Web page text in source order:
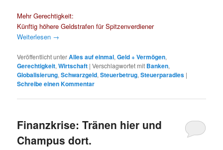
Mehr Gerechtigkeit:
Künftig höhere Geldstrafen für Spitzenverdiener
Weiterlesen →
Veröffentlicht unterAlles auf einmal,Geld + Vermögen,
Gerechtigkeit,Wirtschaft |Verschlagwortet mit Banken,
Globalisierung,Schwarzgeld,Steuerbetrug,Steuerparadies |
Schreibe einen Kommentar
Finanzkrise: Tränen hier und
Champus dort.